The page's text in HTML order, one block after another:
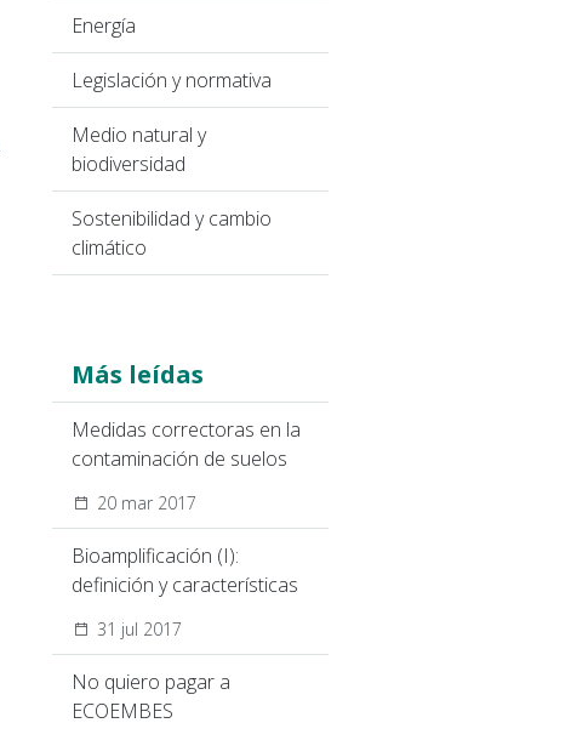
Energía
Legislación y normativa
Medio natural y
biodiversidad
Sostenibilidad y cambio
climático
Más leídas
Medidas correctoras en la
contaminación de suelos
20 mar 2017
Bioamplificación (I):
definición y características
31 jul 2017
No quiero pagar a
ECOEMBES